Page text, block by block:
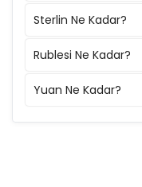
Sterlin Ne Kadar?
Rublesi Ne Kadar?
Yuan Ne Kadar?